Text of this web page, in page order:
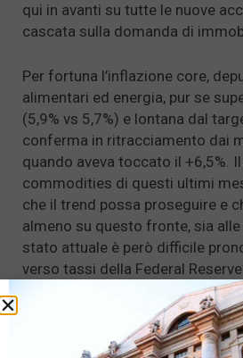
qui in avanti su tutte le nuove
cascata sulla domanda di
Per fortuna l’inflazione core,
alimentari ed energia, pur se
(5,9% vs 5,7%) e lontana dal
conferma in ritracciamento dai
quando aveva toccato il +6,5%.
commodities di questi ultimi
che il trend possa proseguire e
almeno su questo fronte, sia
stato attuale è però difficile
verso tassi della Federal
brevi. Le ultime notizie che
fronte Covid, purtroppo, fanno
lockdown all’orizzonte con
negative sulle catene di